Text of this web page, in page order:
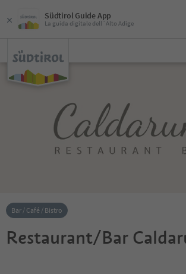
Südtirol Guide App
La guida digitale dell´Alto Adige
Bar / Café / Bistro
Restaurant/Bar